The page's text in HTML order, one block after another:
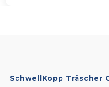
SchwellKopp Träscher